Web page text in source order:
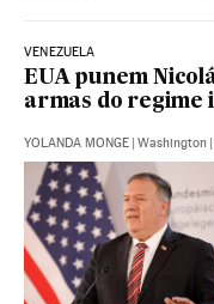
VENEZUELA
EUA punem
armas do regime
YOLANDA MONGE | Washington |